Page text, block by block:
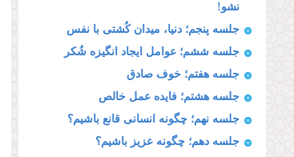
نشو!
جلسه پنجم؛ دنیا، میدان کُشتی با نفس
جلسه ششم؛ عوامل ایجاد انگیزه شُکر
جلسه هفتم؛ خوف صادق
جلسه هشتم؛ فایده عمل خالص
جلسه نهم؛ چگونه انسانی قانع باشیم؟
جلسه دهم؛ چگونه عزیز باشیم؟